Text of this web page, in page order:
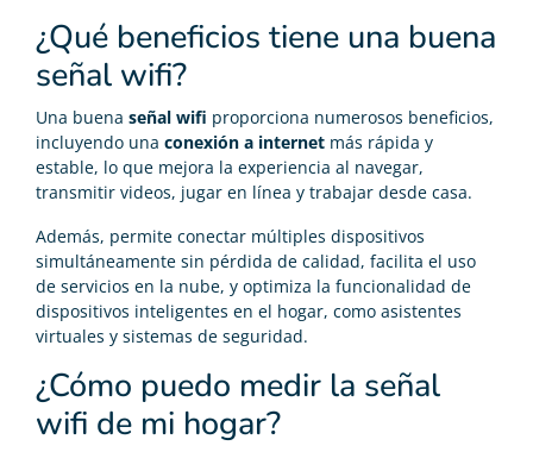
¿Qué beneficios tiene una buena
señal wifi?
Una buena señal wifi proporciona numerosos beneficios,
incluyendo una conexión a internet más rápida y
estable, lo que mejora la experiencia al navegar,
transmitir videos, jugar en línea y trabajar desde casa.
Además, permite conectar múltiples dispositivos
simultáneamente sin pérdida de calidad, facilita el uso
de servicios en la nube, y optimiza la funcionalidad de
dispositivos inteligentes en el hogar, como asistentes
virtuales y sistemas de seguridad.
¿Cómo puedo medir la señal
wifi de mi hogar?